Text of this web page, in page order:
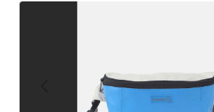
Bildergalerie überspringen